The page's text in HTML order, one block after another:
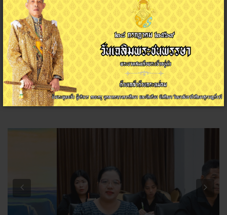
นายจักรี เชิดชู เป็นประธานในการประชุมการแข่งขัน
ทักษะวิชาชีพและทักษะพื้นฐาน ประจำปีการศึกษา
2568
ณัฐสิทธิ์ อินนุรักษ์
ข่าวประชาสัมพันธ์
06 พฤศจิกายน 2568
ฮิต: 177
Previous Next